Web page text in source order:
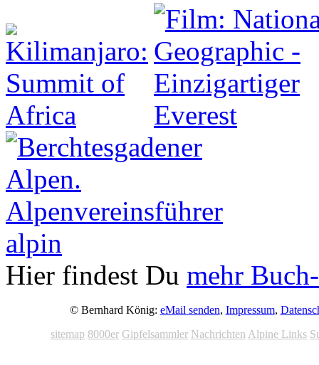
Hier findest Du mehr
© Bernhard König: eMail senden, Impressum,
sitemap 8000er Gipfelsammler Nachrichten Alpine Links